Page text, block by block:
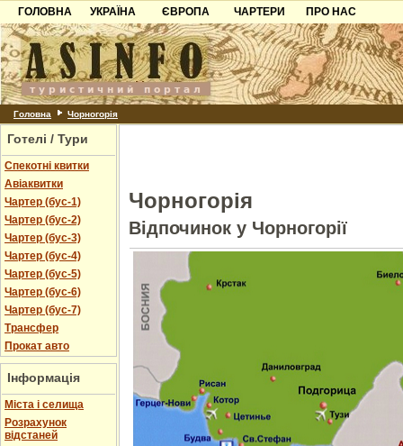
ГОЛОВНА
УКРАЇНА
Карпати
Азов
Причорноморря
Шацьк
ЄВРОПА
Чорногорія
Хорватія
Болгарія
ЧАРТЕРИ
ПРО НАС
Контакти
Партнерам
Додати готель
Головна Чорногорія
Готелі / Тури
Спекотні квитки
Авіаквитки
Чартер (бус-1)
Чартер (бус-2)
Чартер (бус-3)
Чартер (бус-4)
Чартер (бус-5)
Чартер (бус-6)
Чартер (бус-7)
Трансфер
Прокат авто
Інформація
Міста і селища
Розрахунок
відстаней
Чорногорія
Відпочинок у Чорногорії